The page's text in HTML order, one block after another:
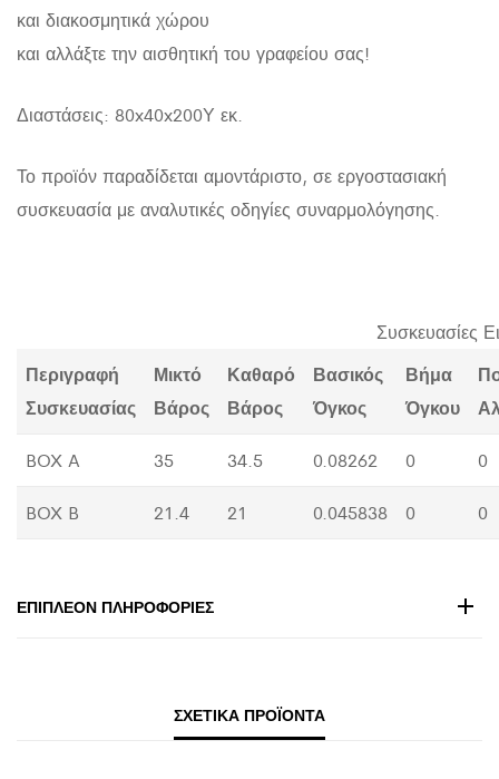
και διακοσμητικά χώρου
και αλλάξτε την αισθητική του γραφείου σας!
Διαστάσεις: 80x40x200Υ εκ.
Το προϊόν παραδίδεται αμοντάριστο, σε εργοστασιακή
συσκευασία με αναλυτικές οδηγίες συναρμολόγησης.
Συσκευασίες
Περιγραφή
Συσκευασίας
Μικτό
Βάρος
Καθαρό
Βάρος
Βασικός
Όγκος
Βήμα
Όγκου
BOX A 35 34.5 0.08262 0 0
BOX B 21.4 21 0.045838 0 0
ΕΠΙΠΛΈΟΝ ΠΛΗΡΟΦΟΡΊΕΣ
ΣΧΕΤΙΚΆ ΠΡΟΪΌΝΤΑ